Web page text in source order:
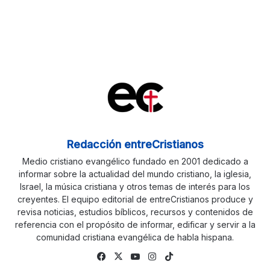
Redacción entreCristianos
Medio cristiano evangélico fundado en 2001 dedicado a
informar sobre la actualidad del mundo cristiano, la iglesia,
Israel, la música cristiana y otros temas de interés para los
creyentes. El equipo editorial de entreCristianos produce y
revisa noticias, estudios bíblicos, recursos y contenidos de
referencia con el propósito de informar, edificar y servir a la
comunidad cristiana evangélica de habla hispana.
Facebook
X YouTubeInstagram